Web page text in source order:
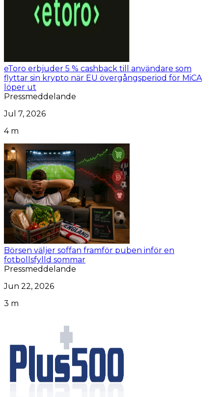
eToro erbjuder 5 % cashback till användare som
flyttar sin krypto när EU övergångsperiod för MiCA
löper ut
Pressmeddelande
Jul 7, 2026
4 m
Börsen väljer soffan framför puben inför en
fotbollsfylld sommar
Pressmeddelande
Jun 22, 2026
3 m